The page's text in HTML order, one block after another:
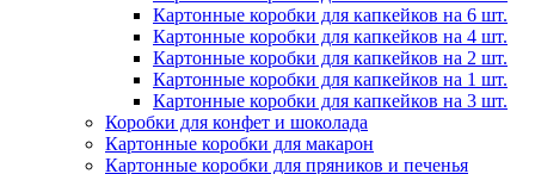
Картонные коробки для капкейков на 6 шт.
Картонные коробки для капкейков на 4 шт.
Картонные коробки для капкейков на 2 шт.
Картонные коробки для капкейков на 1 шт.
Картонные коробки для капкейков на 3 шт.
Коробки для конфет и шоколада
Картонные коробки для макарон
Картонные коробки для пряников и печенья